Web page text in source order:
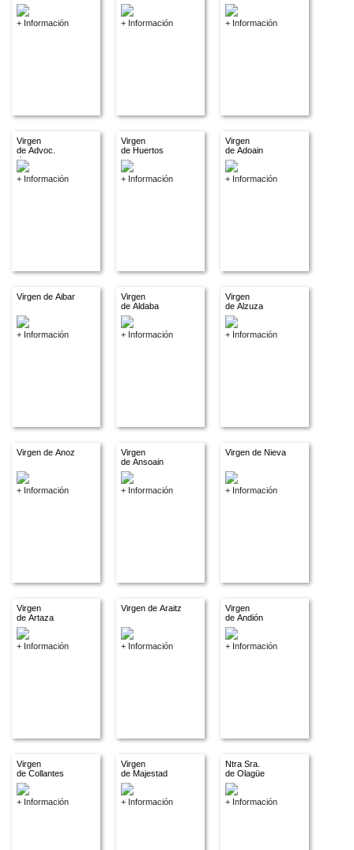
+ Información + Información + Información
Virgen
de Advoc.
descon.
+ Información
Virgen
de Huertos
+ Información
Virgen
de Adoain
+ Información
Virgen de Aibar
+ Información
Virgen
de Aldaba
+ Información
Virgen
de Alzuza
+ Información
Virgen de Anoz
+ Información
Virgen
de Ansoain
+ Información
Virgen de Nieva
+ Información
Virgen
de Artaza
+ Información
Virgen de Araitz
+ Información
Virgen
de Andión
+ Información
Virgen
de Collantes
+ Información
Virgen
de Majestad
+ Información
Ntra Sra.
de Olagüe
+ Información